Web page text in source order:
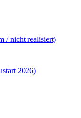
/ nicht realisiert)
2026)